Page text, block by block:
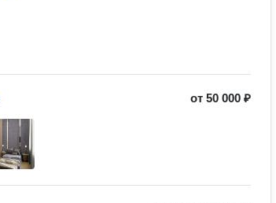
от50 000 ₽